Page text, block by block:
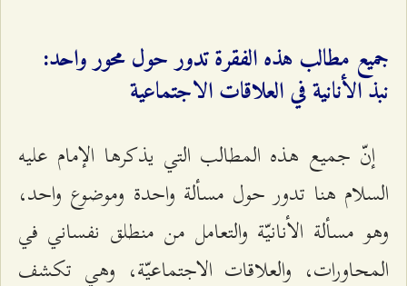
جميع مطالب هذه الفقرة تدور حول محور واحد:
نبذ الأنانية في العلاقات الاجتماعية
إنّ جميع هذه المطالب التي يذكرها الإمام عليه
السلام هنا تدور حول مسألة واحدة وموضوع واحد،
وهو مسألة الأنانيّة والتعامل من منطلق نفساني في
المحاورات، والعلاقات الاجتماعيّة، وهي تكشف